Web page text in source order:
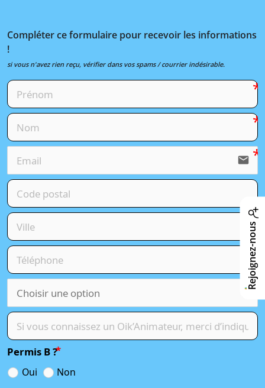
Rejoignez-nous
Compléter ce formulaire pour recevoir les informations
!
si vous n'avez rien reçu, vérifier dans vos spams / courrier indésirable.
email
Permis B ?
Oui Non